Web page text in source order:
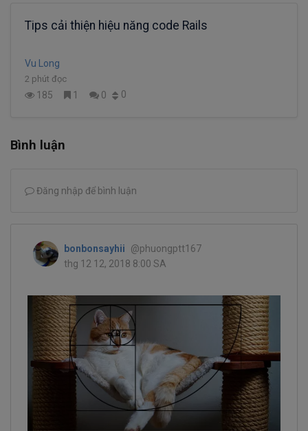
Tips cải thiện hiệu năng code Rails
Vu Long
2 phút đọc
185 1 0 0
Bình luận
Đăng nhập để bình luận
bonbonsayhii
@phuongptt167
thg 12 12, 2018 8:00 SA